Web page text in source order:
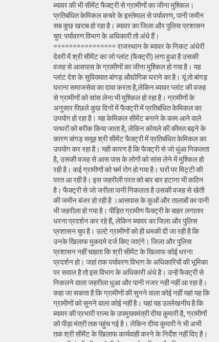
ब्यावर की भी सीमेंट फैक्ट्री से ग्रामीणों का जीना मुश्किल।
प्रतिबंधित केमिकल कचरे के इस्तेमाल से पर्यावरण, पानी जमीन
सब कुछ खराब हो रहा है। ब्यावर का जिला और पुलिस प्रशासन
चुप: पर्यावरण विभाग के अधिकारी तो अंधे हैं।
================ राजस्थान के ब्यावर के निकट अंधेरी
देवरी में श्री सीमेंट का जो प्लांट (फैक्ट्री) लगा हुआ है उसकी
वजह से आसपास के ग्रामीणों का जीना मुश्किल हो गया है। यह
प्लांट देश के सुविख्यात बांगड़ औद्योगिक घराने का है। यूं तो बांगड़
घराना समाजसेवा का दावा करता है,लेकिन ब्यावर प्लांट की वजह
से ग्रामीणों को सांस लेना भी मुश्किल हो रहा है। ग्रामीणों के
अनुसार पिछले कुछ दिनों में फैक्ट्री में प्रतिबंधित केमिकल का
उपयोग हो रहा है। यह केमिकल सीमेंट बनाने के काम आने वाले
पत्थरों को बरीक किया जाता है, लेकिन कोयले की कीमत बढ़ने के
कारण बांगड़ समूह श्री सीमेंट फैक्ट्री में प्रतिबंधित केमिकल का
उपयोग कर रहा है। यही कारण है कि फैक्ट्री से जो धुंआ निकलता
है, उसकी वजह से आस पास के लोगों को सांस लेने में मुश्किल हो
रही है। कई ग्रामीणों को चर्म रोग हो गया है। घरों पर मिट्टी की
परत आ रही है। इस जहरीली परत को बार बार हटाना भी कठिन
है। फैक्ट्री से जो जरीला पानी निकलता है उसकी वजह से खेती
की जमीन बंजर हो रही है ।आसपास के कुओं और तालाबों का पानी
भी जहरीला हो गया है। पीड़ित ग्रामीण फैक्ट्री के बाहर लगातार
धरना प्रदर्शन कर रहे हैं, लेकिन ब्यावर का जिला और पुलिस
प्रशासन चुप है। उल्टे ग्रामीणों को ही धमकी दी जा रही है कि
उनके खिलाफ मुकदमे दर्ज किए जाएंगे। जिला और पुलिस
प्रशासन नहीं चाहता कि श्री सीमेंट के खिलाफ कोई धरना
प्रदर्शन हो। जहां तक पर्यावरण विभाग के अधिकारियों की भूमिका
पर सवाल है तो इस विभाग के अधिकारी अंधे है। उन्हें फैक्ट्री से
निकलने वाला जहरीला धुआ और पानी नजर नही नहीं आ रहा है।
कहा जा सकता है कि ग्रामीणों की सुनने वाला कोई नहीं यहां यह कि
ग्रामीणों को सुनने वाला कोई नहीं है। यहां यह उल्लेखनीय है कि
ब्यावर की प्रभारी राज्य के उपमुख्यमंत्री दीया कुमारी है, ग्रामीणों
को पीड़ा मंत्री तक पहुंच गई है। लेकिन दीया कुमारी ने भी अभी
तक श्री सीमेंट के खिलाफ कार्यवाही करने के निर्देश नहीं दिए है।